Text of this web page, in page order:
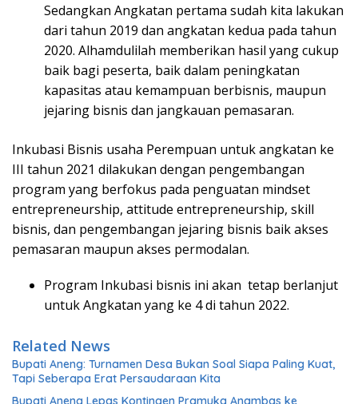
Sedangkan Angkatan pertama sudah kita lakukan
dari tahun 2019 dan angkatan kedua pada tahun
2020. Alhamdulilah memberikan hasil yang cukup
baik bagi peserta, baik dalam peningkatan
kapasitas atau kemampuan berbisnis, maupun
jejaring bisnis dan jangkauan pemasaran.
Inkubasi Bisnis usaha Perempuan untuk angkatan ke
III tahun 2021 dilakukan dengan pengembangan
program yang berfokus pada penguatan mindset
entrepreneurship, attitude entrepreneurship, skill
bisnis, dan pengembangan jejaring bisnis baik akses
pemasaran maupun akses permodalan.
Program Inkubasi bisnis ini akan tetap berlanjut
untuk Angkatan yang ke 4 di tahun 2022.
Related News
Bupati Aneng: Turnamen Desa Bukan Soal Siapa Paling Kuat,
Tapi Seberapa Erat Persaudaraan Kita
Bupati Aneng Lepas Kontingen Pramuka Anambas ke